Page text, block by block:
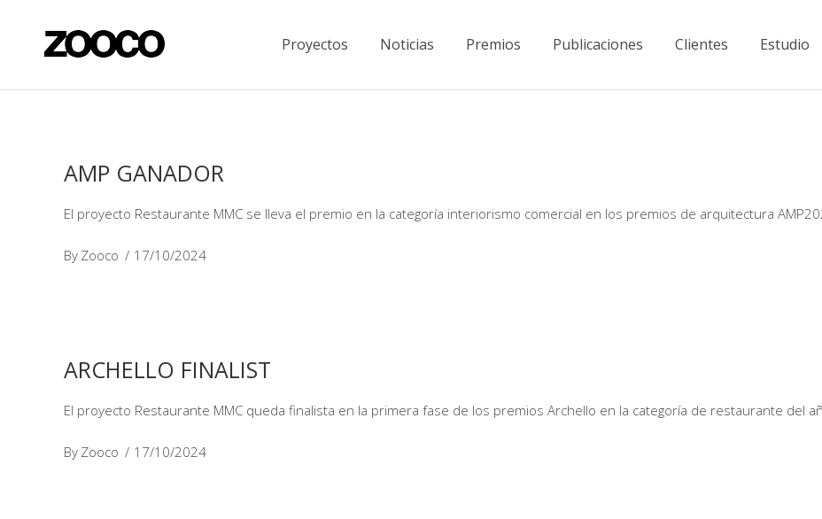
Proyectos Noticias Premios Publicaciones Clientes Estudio
AMP GANADOR
El proyecto Restaurante MMC se lleva el premio en la categoría interiorismo comercial en los premios de arquitectura
By Zooco 17/10/2024
ARCHELLO FINALIST
El proyecto Restaurante MMC queda finalista en la primera fase de los premios Archello en la categoría de restaurante del
By Zooco 17/10/2024